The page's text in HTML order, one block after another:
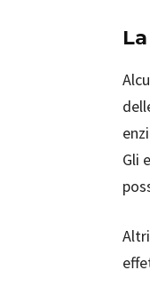
Gli